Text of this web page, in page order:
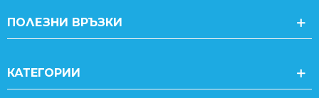
ПОЛЕЗНИ ВРЪЗКИ
КАТЕГОРИИ